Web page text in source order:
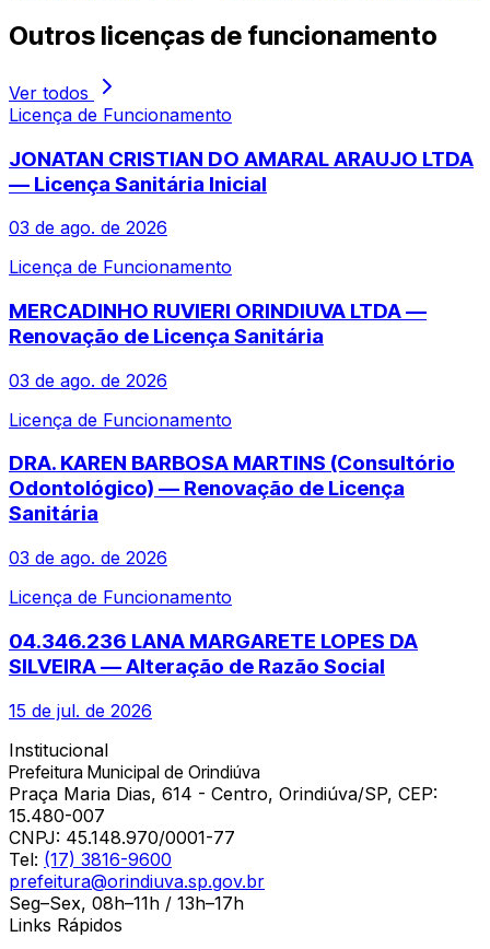
Outros licenças de funcionamento
Ver todos
Licença de Funcionamento
JONATAN CRISTIAN DO AMARAL ARAUJO LTDA
— Licença Sanitária Inicial
03 de ago. de 2026
Licença de Funcionamento
MERCADINHO RUVIERI ORINDIUVA LTDA —
Renovação de Licença Sanitária
03 de ago. de 2026
Licença de Funcionamento
DRA. KAREN BARBOSA MARTINS (Consultório
Odontológico) — Renovação de Licença
Sanitária
03 de ago. de 2026
Licença de Funcionamento
04.346.236 LANA MARGARETE LOPES DA
SILVEIRA — Alteração de Razão Social
15 de jul. de 2026
Institucional
Prefeitura Municipal de Orindiúva
Praça Maria Dias, 614 - Centro, Orindiúva/SP, CEP:
15.480-007
CNPJ: 45.148.970/0001-77
Tel: (17) 3816-9600
prefeitura@orindiuva.sp.gov.br
Seg–Sex, 08h–11h / 13h–17h
Links Rápidos